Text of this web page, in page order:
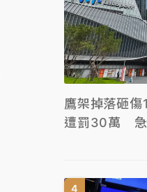
鷹架掉落砸
遭罰30萬 急